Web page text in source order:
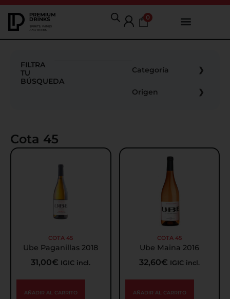
0
FILTRA
TU
BÚSQUEDA
Categoría
Origen
Cota 45
COTA 45
Ube Paganillas 2018
31,00€ IGIC incl.
AÑADIR AL CARRITO
COTA 45
Ube Maina 2016
32,60€ IGIC incl.
AÑADIR AL CARRITO